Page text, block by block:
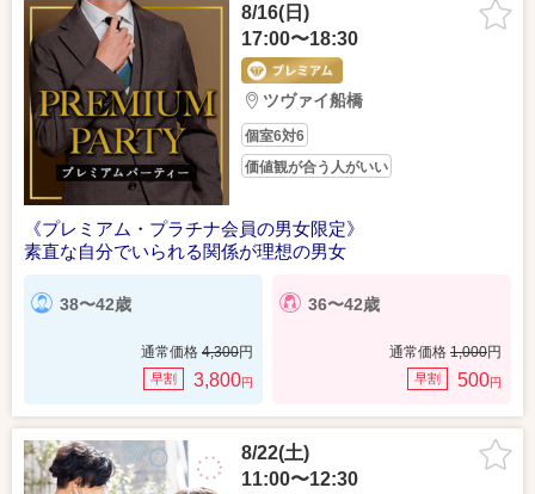
8/16(日)
17:00〜18:30
ツヴァイ船橋
個室6対6
価値観が合う人がいい
《プレミアム・プラチナ会員の男女限定》
素直な自分でいられる関係が理想の男女
38〜42歳
通常価格 4,300円
早割 3,800円
36〜42歳
通常価格 1,000円
早割 500円
8/22(土)
11:00〜12:30